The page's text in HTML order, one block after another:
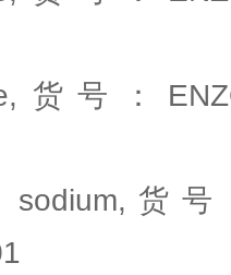
货号：
sodium,货